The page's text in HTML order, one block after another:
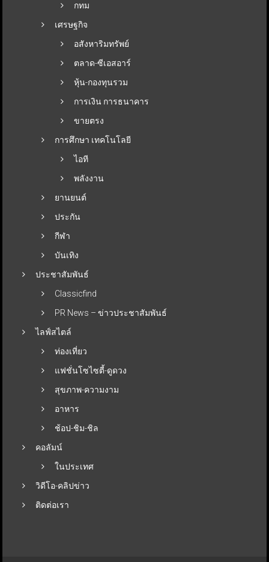
กทม
เศรษฐกิจ
อสังหาริมทรัพย์
ตลาด-ซีเอสอาร์
หุ้น-กองทุนรวม
การเงิน การธนาคาร
ขายตรง
การศึกษา เทคโนโลยี
ไอที
พลังงาน
ยานยนต์
ประกัน
กีฬา
บันเทิง
ประชาสัมพันธ์
Classicfind
PR News – ข่าวประชาสัมพันธ์
ไลฟ์สไตล์
ท่องเที่ยว
แฟชั่นโซไซตี้-ดูดวง
สุขภาพ-ความงาม
อาหาร
ช้อป-ชิม-ชิล
คอลัมน์
ในประเทศ
วิดีโอ-คลิปข่าว
ติดต่อเรา